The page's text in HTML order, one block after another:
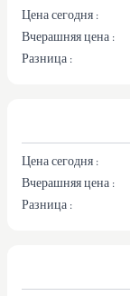
Цена сегодня :
Вчерашняя цена :
Разница :
Цена сегодня :
Вчерашняя цена :
Разница :